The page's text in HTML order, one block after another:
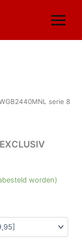
serie 8
worden)